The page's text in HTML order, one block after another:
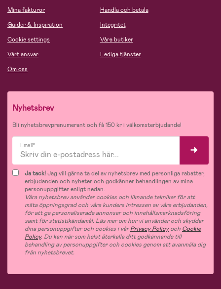
Mina fakturor
Guider & Inspiration
Cookie settings
Vårt ansvar
Om oss
Handla och betala
Integritet
Våra butiker
Lediga tjänster
Nyhetsbrev
Bli nyhetsbrevprenumerant och få 150 kr i välkomsterbjudande!
Email*
Ja tack!Jag vill gärna ta del av nyhetsbrev med personliga rabatter,
erbjudanden och nyheter och godkänner behandlingen av mina
personuppgifter enligt nedan.
Våra nyhetsbrev använder cookies och liknande tekniker för att
mäta öppningsgrad och våra kunders intressen av våra erbjudanden,
för att ge personaliserade annonser och innehållsmarknadsföring
samt för statistikändamål. Läs mer om hur vi använder och skyddar
dina personuppgifter och cookies i vårPrivacy Policyoch Cookie
Policy. Du kan när som helst återkalla ditt godkännande till
behandling av personuppgifter och cookies genom att avanmäla dig
från nyhetsbrevet.